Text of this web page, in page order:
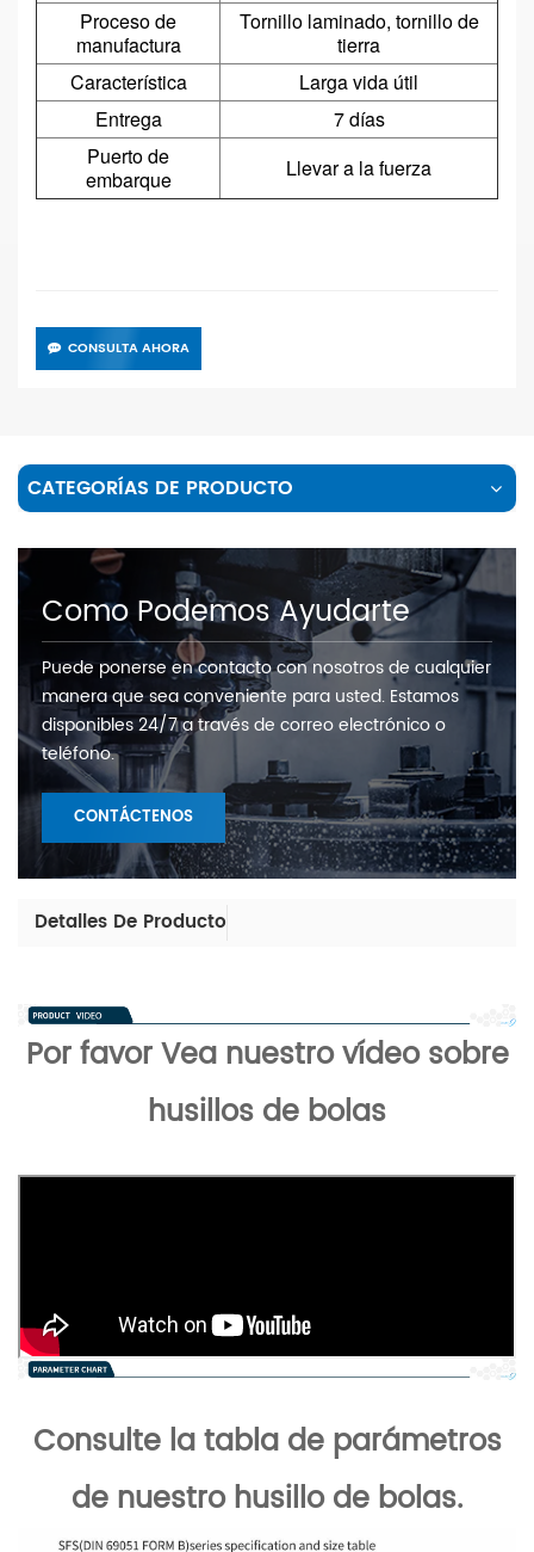
Proceso de
manufactura
Tornillo laminado, tornillo de
tierra
Característica
Larga vida útil
Entrega
7 días
Puerto de
embarque
Llevar a la fuerza
CONSULTA AHORA
CATEGORÍAS DE PRODUCTO
Como Podemos Ayudarte
Puede ponerse en contacto con nosotros de cualquier
manera que sea conveniente para usted. Estamos
disponibles 24/7 a través de correo electrónico o
teléfono.
CONTÁCTENOS
Detalles De Producto
Por favorVea nuestro vídeo sobre
husillos de bolas
Consulte la tabla de parámetros
de nuestro husillo de bolas.